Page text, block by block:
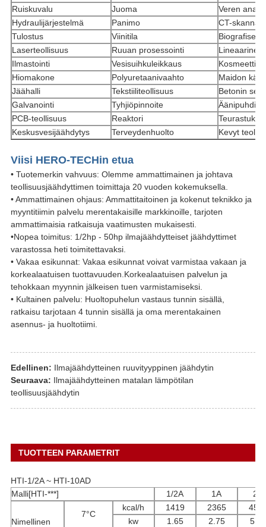
Ruiskuvalu
Juoma
Veren
Hydraulijärjestelmä
Panimo
CT-
Tulostus
Viinitila
Biografiset
Laserteollisuus
Ruuan prosessointi
Lineaarinen
Ilmastointi
Vesisuihkuleikkaus
Hiomakone
Polyuretaanivaahto
Maidon
Jäähalli
Tekstiiliteollisuus
Betonin
Galvanointi
Tyhjiöpinnoite
PCB-teollisuus
Reaktori
Keskusvesijäähdytys
Terveydenhuolto Kevyt
Viisi HERO-TECHin etua
• Tuotemerkin vahvuus: Olemme ammattimainen ja johtava
teollisuusjäähdyttimen toimittaja 20 vuoden kokemuksella.
• Ammattimainen ohjaus: Ammattitaitoinen ja kokenut teknikko ja
myyntitiimin palvelu merentakaisille markkinoille, tarjoten
ammattimaisia ​​ratkaisuja vaatimusten mukaisesti.
•Nopea toimitus: 1/2hp - 50hp ilmajäähdytteiset jäähdyttimet
varastossa heti toimitettavaksi.
• Vakaa esikunnat: Vakaa esikunnat voivat varmistaa vakaan ja
korkealaatuisen tuottavuuden.Korkealaatuisen palvelun ja
tehokkaan myynnin jälkeisen tuen varmistamiseksi.
• Kultainen palvelu: Huoltopuhelun vastaus tunnin sisällä,
ratkaisu tarjotaan 4 tunnin sisällä ja oma merentakainen
asennus- ja huoltotiimi.
Edellinen: Ilmajäähdytteinen ruuvityyppinen jäähdytin
Seuraava: Ilmajäähdytteinen matalan lämpötilan
teollisuusjäähdytin
TUOTTEEN PARAMETRIT
HTI-1/2A ~ HTI-10AD
Malli[HTI-***]
1/2A 1A 2A
Nimellinen
7°C
kcal/h 1419 2365
kw
1.65 2.75 5.34